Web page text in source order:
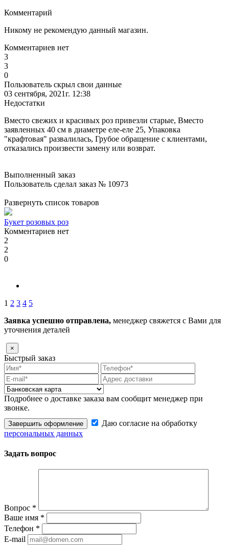
Комментарий
Никому не рекомендую данный магазин.
Комментариев нет
3
3
0
Пользователь скрыл свои данные
03 сентября, 2021г. 12:38
Недостатки
Вместо свежих и красивых роз привезли старые, Вместо
заявленных 40 см в диаметре еле-еле 25, Упаковка
"крафтовая" развалилась, Грубое обращение с клиентами,
отказались произвести замену или возврат.
Выполненный заказ
Пользователь сделал заказ № 10973
Развернуть список товаров
Букет розовых роз
Комментариев нет
2
2
0
1 2 3 4 5
Заявка успешно отправлена, менеджер свяжется с Вами для
уточнения деталей
×
Быстрый заказ
Подробнее о доставке заказа вам сообщит менеджер при
звонке.
Завершить оформление
Даю согласие на обработку
персональных данных
Задать вопрос
Вопрос *
Ваше имя *
Телефон *
E-mail